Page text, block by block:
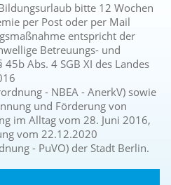
bitte 12 Wochen
per Post oder per Mail
entspricht der
Betreuungs- und
Abs. 4 SGB XI des Landes
- NBEA - AnerkV) sowie
und Förderung von
im Alltag vom 28. Juni 2016,
vom 22.12.2020
- PuVO) der Stadt Berlin.